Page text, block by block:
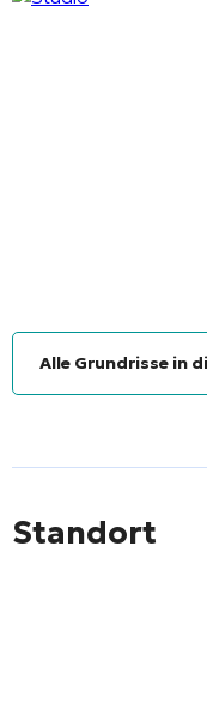
Alle Grundrisse in
Standort